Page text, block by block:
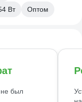
Вт
Оптом
не был